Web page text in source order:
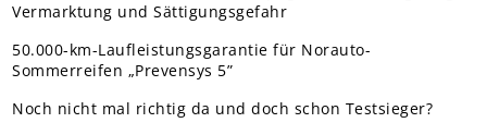
Vermarktung und Sättigungsgefahr
50.000-km-Laufleistungsgarantie für Norauto-
Sommerreifen „Prevensys 5”
Noch nicht mal richtig da und doch schon Testsieger?